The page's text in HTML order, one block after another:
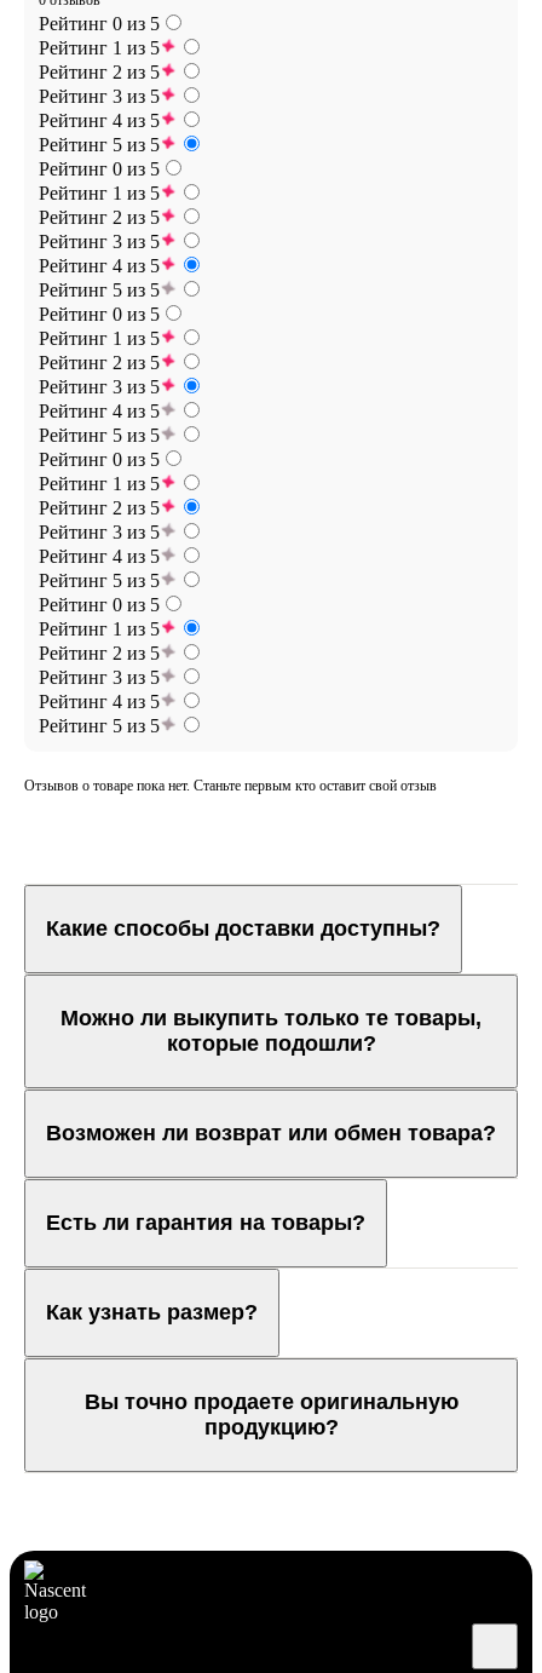
Рейтинг 0 из 5
Рейтинг 1 из 5
Рейтинг 2 из 5
Рейтинг 3 из 5
Рейтинг 4 из 5
Рейтинг 5 из 5
Рейтинг 0 из 5
Рейтинг 1 из 5
Рейтинг 2 из 5
Рейтинг 3 из 5
Рейтинг 4 из 5
Рейтинг 5 из 5
Рейтинг 0 из 5
Рейтинг 1 из 5
Рейтинг 2 из 5
Рейтинг 3 из 5
Рейтинг 4 из 5
Рейтинг 5 из 5
Рейтинг 0 из 5
Рейтинг 1 из 5
Рейтинг 2 из 5
Рейтинг 3 из 5
Рейтинг 4 из 5
Рейтинг 5 из 5
Рейтинг 0 из 5
Рейтинг 1 из 5
Рейтинг 2 из 5
Рейтинг 3 из 5
Рейтинг 4 из 5
Рейтинг 5 из 5
Отзывов о товаре пока нет. Станьте первым кто оставит свой отзыв
Какие способы доставки доступны?
Можно ли выкупить только те товары,
которые подошли?
Возможен ли возврат или обмен товара?
Есть ли гарантия на товары?
Как узнать размер?
Вы точно продаете оригинальную
продукцию?